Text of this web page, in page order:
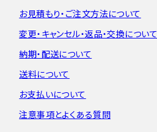
お見積もり・ ご注文方法について
変更・キャンセル・返品・交換について
納期・配送について
送料について
お支払いについて
注意事項とよくある質問